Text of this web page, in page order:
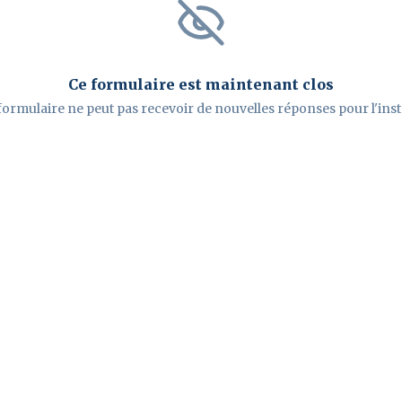
Ce formulaire est maintenant clos
ne peut pas recevoir de nouvelles réponses pour